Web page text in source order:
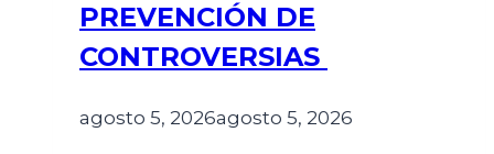
PREVENCIÓN DE
CONTROVERSIAS
agosto 5, 2026agosto 5, 2026